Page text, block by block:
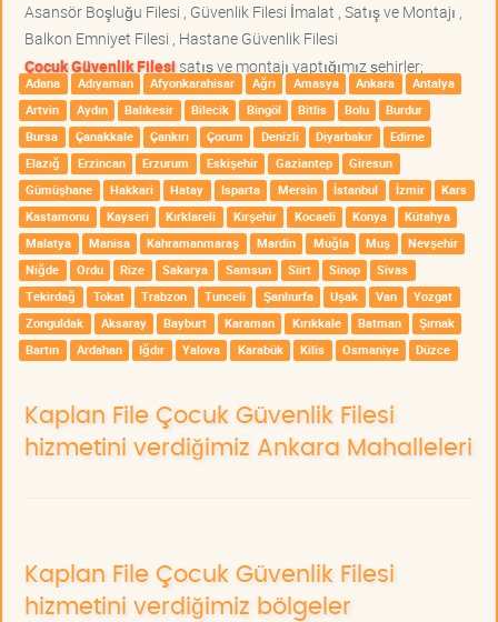
Asansör Boşluğu Filesi , Güvenlik Filesi İmalat , Satış ve Montajı ,
Balkon Emniyet Filesi , Hastane Güvenlik Filesi
Çocuk Güvenlik Filesisatış ve montajı yaptığımız şehirler;
Adana Adıyaman Afyonkarahisar Ağrı Amasya Ankara
Antalya
Artvin
Aydın Balıkesir Bilecik Bingöl Bitlis Bolu
Burdur
Bursa
Çanakkale Çankırı Çorum Denizli Diyarbakır
Edirne
Elazığ
Erzincan Erzurum Eskişehir Gaziantep
Giresun
Gümüşhane
Hakkari Hatay Isparta Mersin İstanbul İzmir
Kars
Kastamonu
Kayseri Kırklareli Kırşehir Kocaeli Konya
Kütahya
Malatya
Manisa Kahramanmaraş Mardin Muğla Muş
Nevşehir
Niğde
Ordu Rize Sakarya Samsun Siirt Sinop
Sivas
Tekirdağ
Tokat Trabzon Tunceli Şanlıurfa Uşak Van
Yozgat
Zonguldak
Aksaray Bayburt Karaman Kırıkkale Batman
Şırnak
Bartın
Ardahan Iğdır Yalova Karabük Kilis Osmaniye Düzce
Kaplan File Çocuk Güvenlik Filesi
hizmetini verdiğimiz Ankara Mahalleleri
Kaplan File Çocuk Güvenlik Filesi
hizmetini verdiğimiz bölgeler